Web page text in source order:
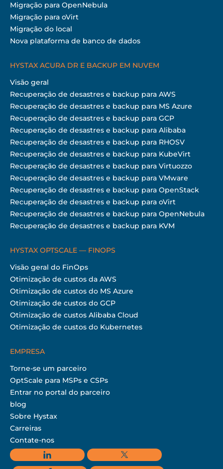
Migração para OpenNebula
Migração para oVirt
Migração do local
Nova plataforma de banco de dados
HYSTAX ACURA DR E BACKUP EM NUVEM
Visão geral
Recuperação de desastres e backup para AWS
Recuperação de desastres e backup para MS Azure
Recuperação de desastres e backup para GCP
Recuperação de desastres e backup para Alibaba
Recuperação de desastres e backup para RHOSV
Recuperação de desastres e backup para KubeVirt
Recuperação de desastres e backup para Virtuozzo
Recuperação de desastres e backup para VMware
Recuperação de desastres e backup para OpenStack
Recuperação de desastres e backup para oVirt
Recuperação de desastres e backup para OpenNebula
Recuperação de desastres e backup para KVM
HYSTAX OPTSCALE — FINOPS
Visão geral do FinOps
Otimização de custos da AWS
Otimização de custos do MS Azure
Otimização de custos do GCP
Otimização de custos Alibaba Cloud
Otimização de custos do Kubernetes
EMPRESA
Torne-se um parceiro
OptScale para MSPs e CSPs
Entrar no portal do parceiro
blog
Sobre Hystax
Carreiras
Contate-nos